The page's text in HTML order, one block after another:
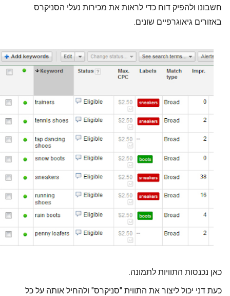
חשבונו ולהפיק דוח כדי לראות את מכירות נעלי הסניקרס
באזורים גיאוגרפיים שונים.
כאן נכנסות התוויות לתמונה.
כעת דני יכול ליצור את התווית "סניקרס" ולהחיל אותה על כל